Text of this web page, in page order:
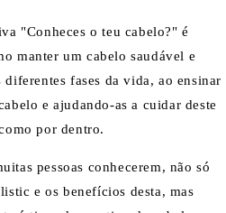
"Conheces o teu cabelo?" é
manter um cabelo saudável e
fases da vida, ao ensinar
e ajudando-as a cuidar deste
por dentro.
pessoas conhecerem, não só
e os benefícios desta, mas